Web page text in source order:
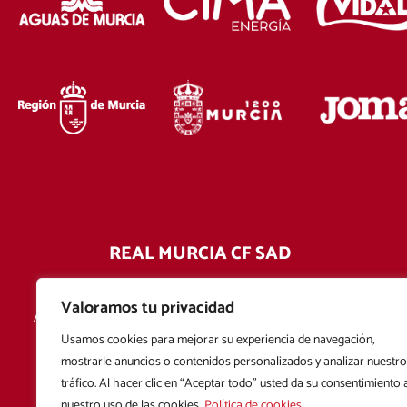
Valoramos tu privacidad
Usamos cookies para mejorar su experiencia de navegación,
mostrarle anuncios o contenidos personalizados y analizar nuestro
tráfico. Al hacer clic en “Aceptar todo” usted da su consentimiento
REAL MURCIA CF SAD
Avda. de la Afición del Real Murcia CF S/N 30110 -
Churra - Murcia
968 242 812